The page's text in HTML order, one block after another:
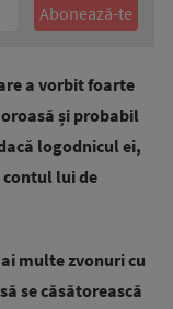
a vorbit foarte
și probabil
logodnicul ei,
contul lui de
multe zvonuri cu
se căsătorească